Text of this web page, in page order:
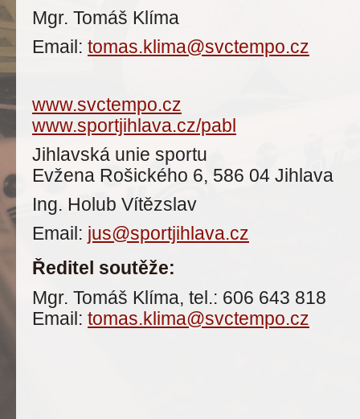
Mgr. Tomáš Klíma
Email: tomas.klima@svctempo.cz
www.svctempo.cz
www.sportjihlava.cz/pabl
Jihlavská unie sportu
Evžena Rošického 6, 586 04 Jihlava
Ing. Holub Vítězslav
Email: jus@sportjihlava.cz
Ředitel soutěže:
Mgr. Tomáš Klíma, tel.: 606 643 818
Email: tomas.klima@svctempo.cz